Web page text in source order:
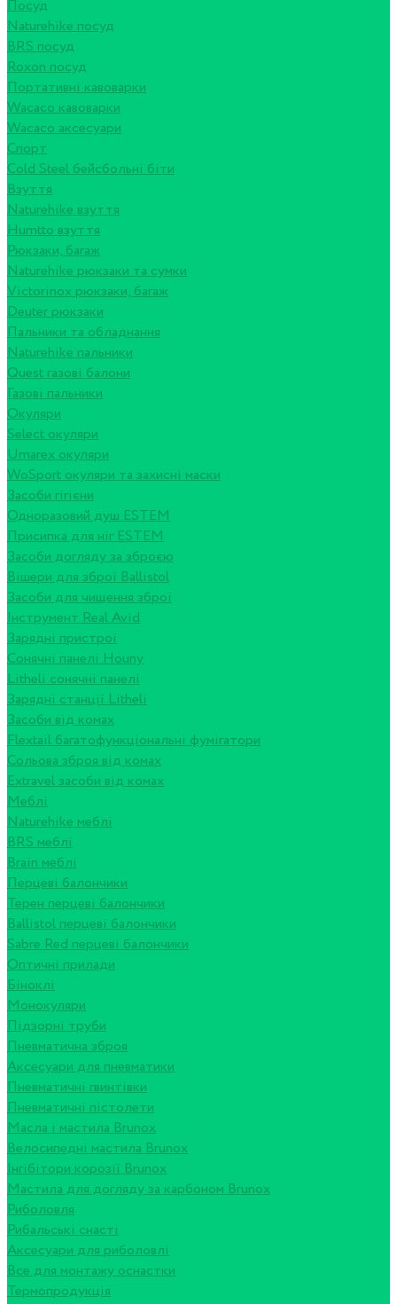
Посуд
Naturehike посуд
BRS посуд
Roxon посуд
Портативні кавоварки
Wacaco кавоварки
Wacaco аксесуари
Спорт
Cold Steel бейсбольні біти
Взуття
Naturehike взуття
Humtto взуття
Рюкзаки, багаж
Naturehike рюкзаки та сумки
Victorinox рюкзаки, багаж
Deuter рюкзаки
Пальники та обладнання
Naturehike пальники
Quest газові балони
Газові пальники
Окуляри
Select окуляри
Umarex окуляри
WoSport окуляри та захисні маски
Засоби гігієни
Одноразовий душ ESTEM
Присипка для ніг ESTEM
Засоби догляду за зброєю
Вішери для зброї Ballistol
Засоби для чищення зброї
Інструмент Real Avid
Зарядні пристрої
Сонячні панелі Houny
Litheli сонячні панелі
Зарядні станції Litheli
Засоби від комах
Flextail багатофункціональні фумігатори
Сольова зброя від комах
Extravel засоби від комах
Меблі
Naturehike меблі
BRS меблі
Brain меблі
Перцеві балончики
Терен перцеві балончики
Ballistol перцеві балончики
Sabre Red перцеві балончики
Оптичні прилади
Біноклі
Монокуляри
Підзорні труби
Пневматична зброя
Аксесуари для пневматики
Пневматичні гвинтівки
Пневматичні пістолети
Масла і мастила Brunox
Велосипедні мастила Brunox
Інгібітори корозії Brunox
Мастила для догляду за карбоном Brunox
Риболовля
Рибальські снасті
Аксесуари для риболовлі
Все для монтажу оснастки
Термопродукція